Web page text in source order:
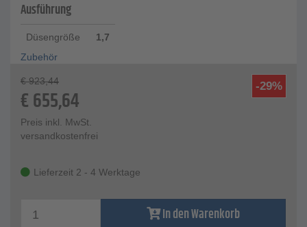
Ausführung
Düsengröße
1,7
Zubehör
-29%
€ 923,44
€655,64
Preis inkl. MwSt.
versandkostenfrei
Lieferzeit 2 - 4 Werktage
In den Warenkorb